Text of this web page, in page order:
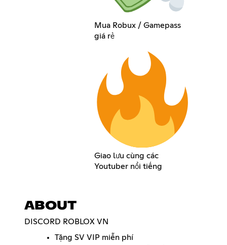
Mua Robux / Gamepass
giá rẻ
Giao lưu cùng các
Youtuber nổi tiếng
ABOUT
DISCORD ROBLOX VN
Tặng SV VIP miễn phí